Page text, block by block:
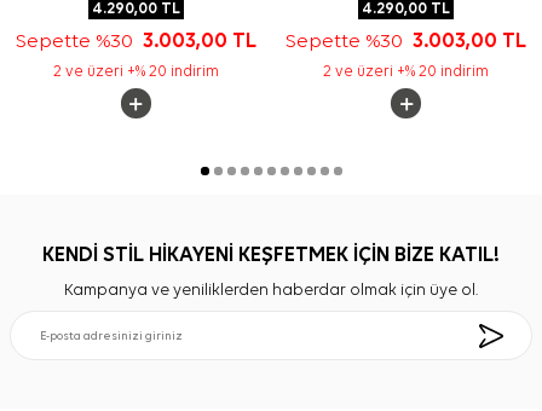
4.290,00TL
Sepette %30 3.003,00 TL
2 ve üzeri +% 20 indirim
4.290,00 TL
Sepette %303.003,00 TL
2 ve üzeri +% 20 indirim
KENDİ STİL HİKAYENİ KEŞFETMEK İÇİN BİZE KATIL!
Kampanya ve yeniliklerden haberdar olmak için üye ol.